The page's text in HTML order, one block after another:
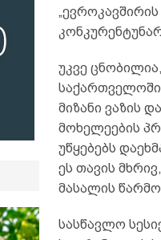
უკვე
მიზანი ვაზის
მოხელეების
უწყებებს
ეს თავის
მასალის
სასწავლო